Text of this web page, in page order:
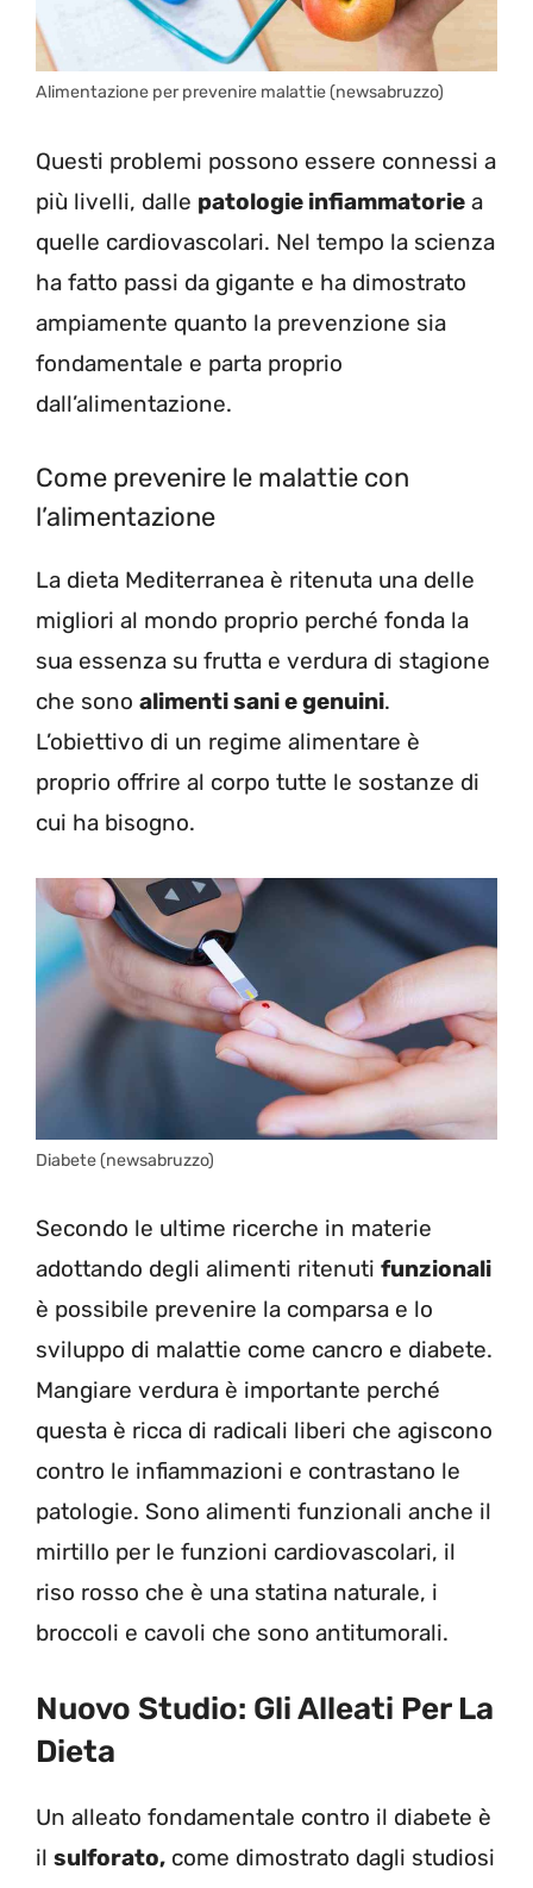
Alimentazione per prevenire malattie (newsabruzzo)
Questi problemi possono essere connessi a
più livelli, dalle patologie infiammatorie a
quelle cardiovascolari. Nel tempo la scienza
ha fatto passi da gigante e ha dimostrato
ampiamente quanto la prevenzione sia
fondamentale e parta proprio
dall’alimentazione.
Come prevenire le malattie con
l’alimentazione
La dieta Mediterranea è ritenuta una delle
migliori al mondo proprio perché fonda la
sua essenza su frutta e verdura di stagione
che sono alimenti sani e genuini.
L’obiettivo di un regime alimentare è
proprio offrire al corpo tutte le sostanze di
cui ha bisogno.
Diabete (newsabruzzo)
Secondo le ultime ricerche in materie
adottando degli alimenti ritenuti funzionali
è possibile prevenire la comparsa e lo
sviluppo di malattie come cancro e diabete.
Mangiare verdura è importante perché
questa è ricca di radicali liberi che agiscono
contro le infiammazioni e contrastano le
patologie. Sono alimenti funzionali anche il
mirtillo per le funzioni cardiovascolari, il
riso rosso che è una statina naturale, i
broccoli e cavoli che sono antitumorali.
Nuovo Studio: Gli Alleati Per La
Dieta
Un alleato fondamentale contro il diabete è
il sulforato, come dimostrato dagli studiosi